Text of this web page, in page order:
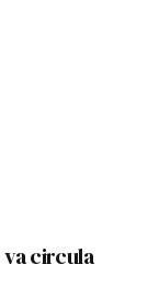
va circula